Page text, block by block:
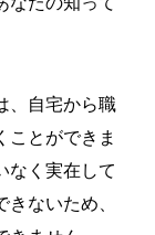
、自宅から職
ことができま
なく実在して
ないため、